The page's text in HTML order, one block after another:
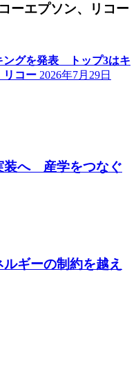
ーエプソン、リコー
ングを発表 トップ3はキ
リコー 2026年7月29日
装へ 産学をつなぐ
ギーの制約を越え